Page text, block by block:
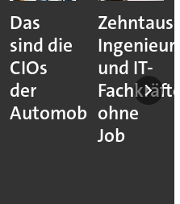
Das
sind die
CIOs
der
Automobilindustrie
und IT-
ohne
Job